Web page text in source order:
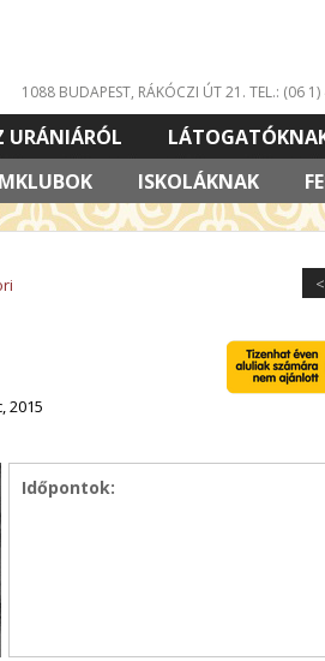
1088 BUDAPEST, RÁKÓCZI ÚT 21. TEL.: (06
ISKOLÁKNAK
URÁNIÁRÓL
2015
Időpontok: